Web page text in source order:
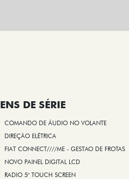
DE SÉRIE
COMANDO DE ÁUDIO NO VOLANTE
DIREÇÃO ELÉTRICA
FIAT CONNECT////ME - GESTAO DE FROTAS
NOVO PAINEL DIGITAL LCD
RADIO 5" TOUCH SCREEN